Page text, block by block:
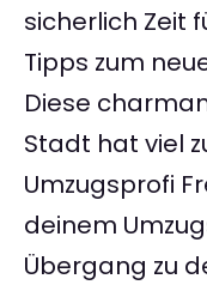
sicherlich Zeit
Tipps zum
Diese
Stadt hat viel
Umzugsprofi
deinem
Übergang zu